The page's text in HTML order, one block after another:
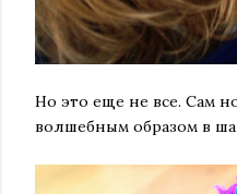
Но это еще не все. Сам
волшебным образом в